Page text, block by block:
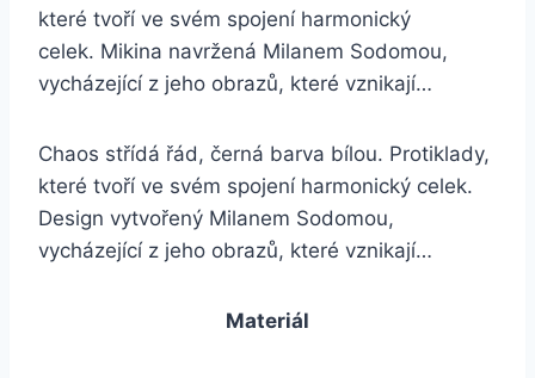
které tvoří ve svém spojení harmonický
celek. Mikina navržená Milanem Sodomou,
vycházející z jeho obrazů, které vznikají…
Chaos střídá řád, černá barva bílou. Protiklady,
které tvoří ve svém spojení harmonický celek.
Design vytvořený Milanem Sodomou,
vycházející z jeho obrazů, které vznikají…
Materiál